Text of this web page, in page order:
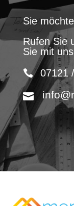
Sie
Rufen Sie
Sie mit
07121 /